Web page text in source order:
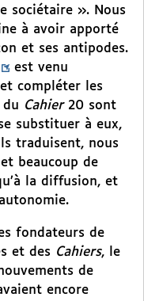
sociétaire ». Nous
à avoir apporté
et ses antipodes.
est venu
compléter les
Cahier20 sont
substituer à eux,
traduisent, nous
et beaucoup de
la diffusion, et
fondateurs de
et des Cahiers, le
de
encore